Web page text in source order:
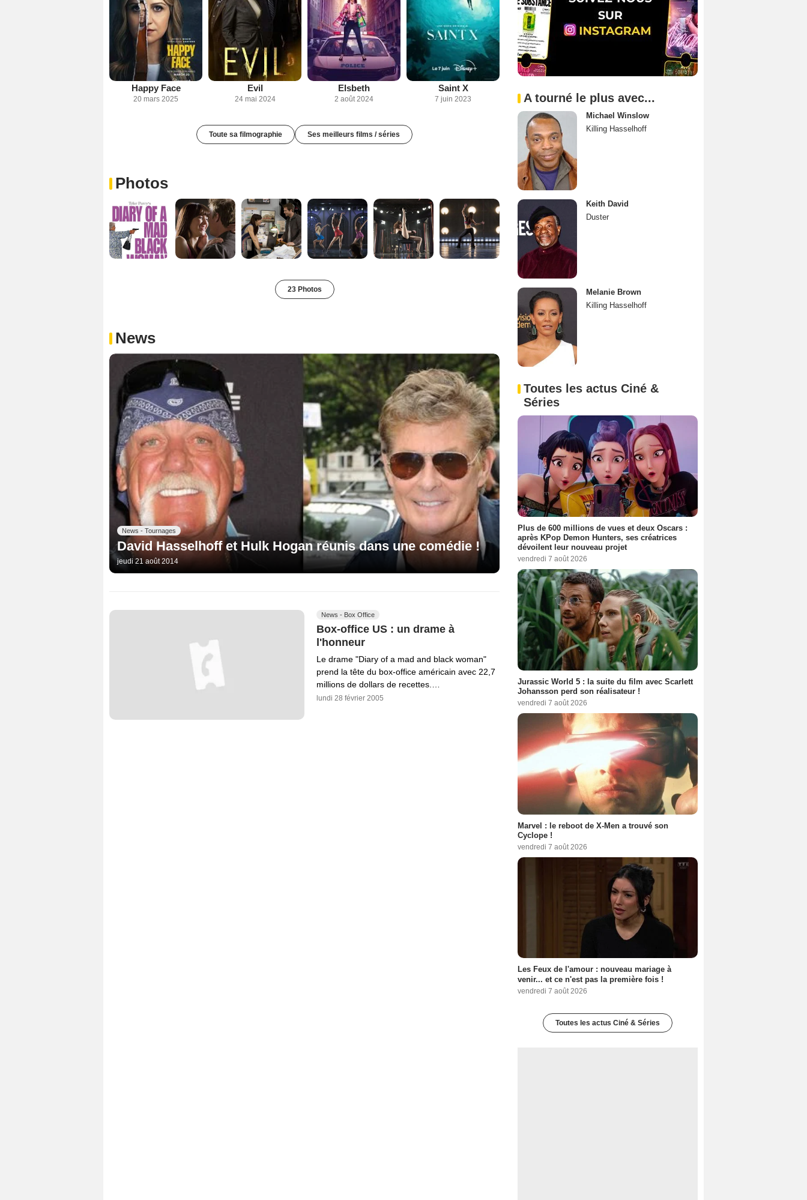
Happy Face
20 mars 2025
Evil
24 mai 2024
Elsbeth
2 août 2024
Saint X
7 juin 2023
Toute sa filmographie Ses meilleurs films / séries
Photos
23 Photos
News
News - Tournages
David Hasselhoff et Hulk Hogan réunis dans une comédie !
jeudi 21 août 2014
News - Box Office
Box-office US : un drame à
l'honneur
Le drame "Diary of a mad and black woman"
prend la tête du box-office américain avec 22,7
millions de dollars de recettes.…
lundi 28 février 2005
A tourné le plus avec...
Michael Winslow
Killing Hasselhoff
Keith David
Duster
Melanie Brown
Killing Hasselhoff
Toutes les actus Ciné &
Séries
Plus de 600 millions de vues et deux Oscars :
après KPop Demon Hunters, ses créatrices
dévoilent leur nouveau projet
vendredi 7 août 2026
Jurassic World 5 : la suite du film avec Scarlett
Johansson perd son réalisateur !
vendredi 7 août 2026
Marvel : le reboot de X-Men a trouvé son
Cyclope !
vendredi 7 août 2026
Les Feux de l'amour : nouveau mariage à
venir... et ce n'est pas la première fois !
vendredi 7 août 2026
Toutes les actus Ciné & Séries